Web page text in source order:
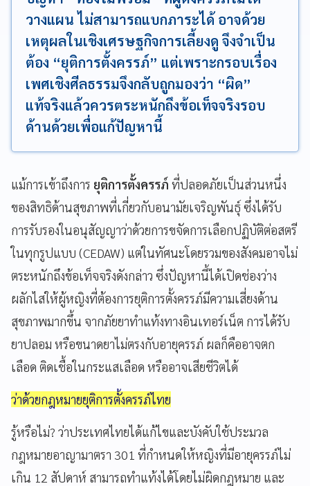
วางแผน ไม่สามารถแบกภาระได้ อาจด้วย
เหตุผลในเชิงเศรษฐกิจการเลี้ยงดู จึงจำเป็น
ต้อง “ยุติการตั้งครรภ์” แต่เพราะกรอบเรื่อง
เพศเชิงศีลธรรมจึงกลับถูกมองว่า “ผิด”
แท้จริงแล้วควรตระหนักถึงข้อเท็จจริงรอบ
ด้านด้วยเพื่อแก้ปัญหานี้
แม้การเข้าถึงการ ยุติการตั้งครรภ์ ที่ปลอดภัยเป็นส่วนหนึ่ง
ของสิทธิด้านสุขภาพที่เกี่ยวกับอนามัยเจริญพันธุ์ ซึ่งได้รับ
การรับรองในอนุสัญญาว่าด้วยการขจัดการเลือกปฏิบัติต่อสตรี
ในทุกรูปแบบ (CEDAW) แต่ในทัศนะโดยรวมของสังคมอาจไม่
ตระหนักถึงข้อเท็จจริงดังกล่าว ซึ่งปัญหานี้ได้เปิดช่องว่าง
ผลักไสให้ผู้หญิงที่ต้องการยุติการตั้งครรภ์มีความเสี่ยงด้าน
สุขภาพมากขึ้น จากภัยยาทำแท้งทางอินเทอร์เน็ต การได้รับ
ยาปลอม หรือขนาดยาไม่ตรงกับอายุครรภ์ ผลก็คืออาจตก
เลือด ติดเชื้อในกระแสเลือด หรืออาจเสียชีวิตได้
ว่าด้วยกฎหมายยุติการตั้งครรภ์ไทย
รู้หรือไม่? ว่าประเทศไทยได้แก้ไขและบังคับใช้ประมวล
กฎหมายอาญามาตรา 301 ที่กำหนดให้หญิงที่มีอายุครรภ์ไม่
เกิน 12 สัปดาห์ สามารถทำแท้งได้โดยไม่ผิดกฎหมาย และ